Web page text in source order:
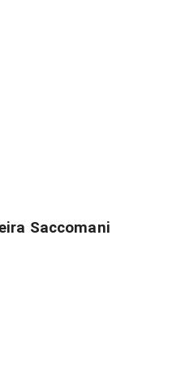
Saccomani